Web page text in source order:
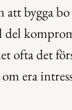
att bygga
ofta det
era